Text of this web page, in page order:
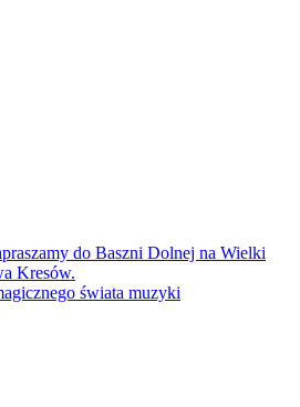
świata muzyki